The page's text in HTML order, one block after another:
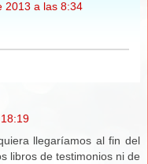
2013 a las 8:34
llegaríamos al fin del
libros de testimonios ni de